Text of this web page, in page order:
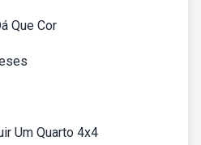
Que Cor
Um Quarto 4x4